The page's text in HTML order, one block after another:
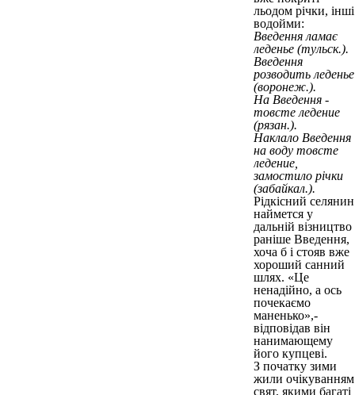
льодом річки, інші
водойми:
Введення ламає
леденье (тульск.).
Введення
розводить леденье
(воронеж.).
На Введення -
товсте ледение
(рязан.).
Наклало Введення
на воду товсте
ледение,
замостило річки
(забайкал.).
Рідкісний селянин
наймется у
дальній візництво
раніше Введення,
хоча б і стояв вже
хороший санний
шлях. «Це
ненадійно, а ось
почекаємо
маненько»,-
відповідав він
нанимающему
його купцеві.
З початку зими
жили очікуванням
свят, якими багаті